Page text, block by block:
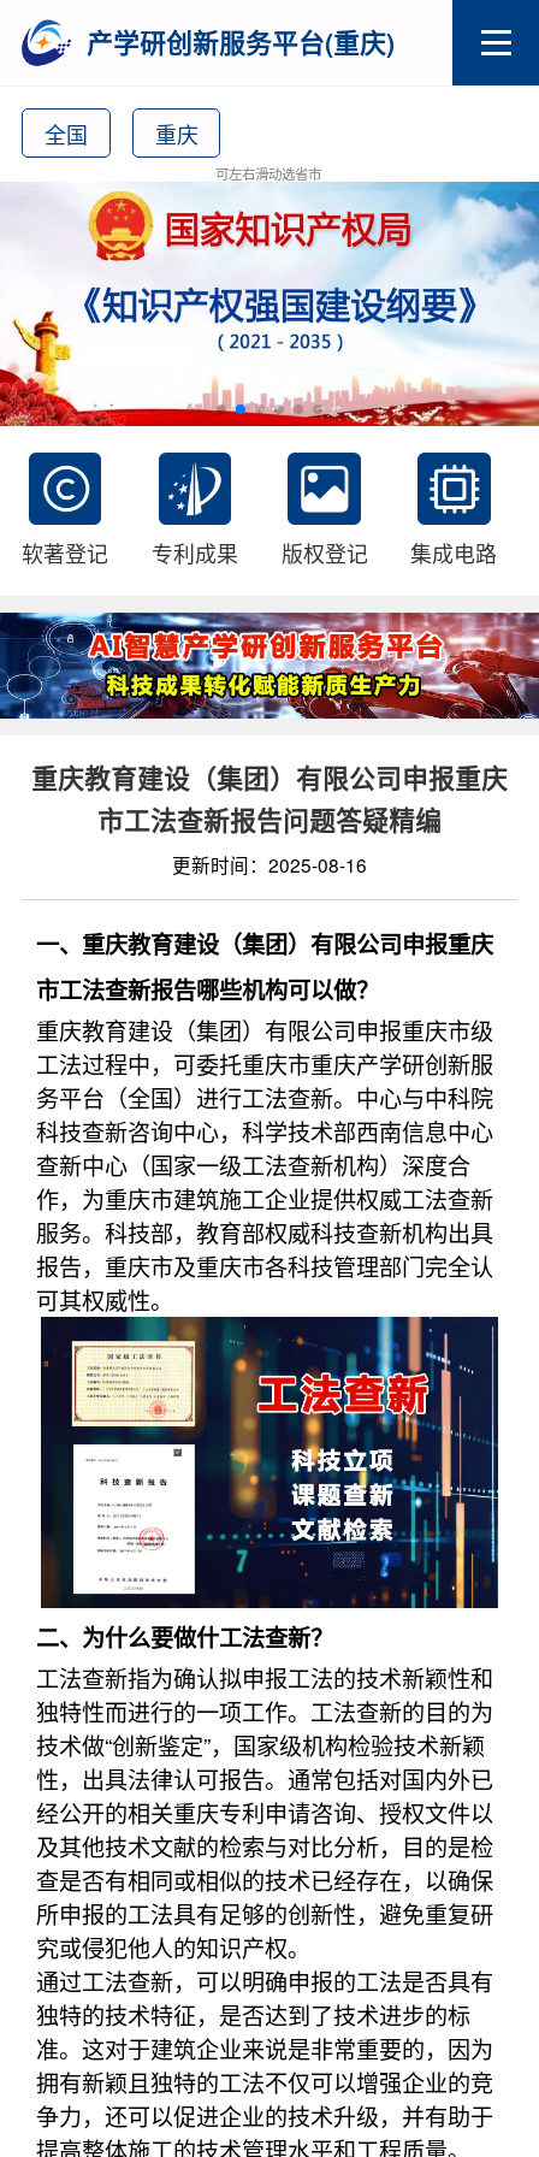
产学研创新服务平台(重庆)
全国 重庆
可左右滑动选省市
软著登记 专利成果 版权登记 集成电路
重庆教育建设（集团）有限公司申报重庆
市工法查新报告问题答疑精编
更新时间：2025-08-16
一、重庆教育建设（集团）有限公司申报重庆
市工法查新报告哪些机构可以做？
重庆教育建设（集团）有限公司申报重庆市级
工法过程中，可委托重庆市重庆产学研创新服
务平台（全国）进行工法查新。中心与中科院
科技查新咨询中心，科学技术部西南信息中心
查新中心（国家一级工法查新机构）深度合
作，为重庆市建筑施工企业提供权威工法查新
服务。科技部，教育部权威科技查新机构出具
报告，重庆市及重庆市各科技管理部门完全认
可其权威性。
二、为什么要做什工法查新？
工法查新指为确认拟申报工法的技术新颖性和
独特性而进行的一项工作。工法查新的目的为
技术做“创新鉴定”，国家级机构检验技术新颖
性，出具法律认可报告。通常包括对国内外已
经公开的相关重庆专利申请咨询、授权文件以
及其他技术文献的检索与对比分析，目的是检
查是否有相同或相似的技术已经存在，以确保
所申报的工法具有足够的创新性，避免重复研
究或侵犯他人的知识产权。
通过工法查新，可以明确申报的工法是否具有
独特的技术特征，是否达到了技术进步的标
准。这对于建筑企业来说是非常重要的，因为
拥有新颖且独特的工法不仅可以增强企业的竞
争力，还可以促进企业的技术升级，并有助于
提高整体施工的技术管理水平和工程质量。